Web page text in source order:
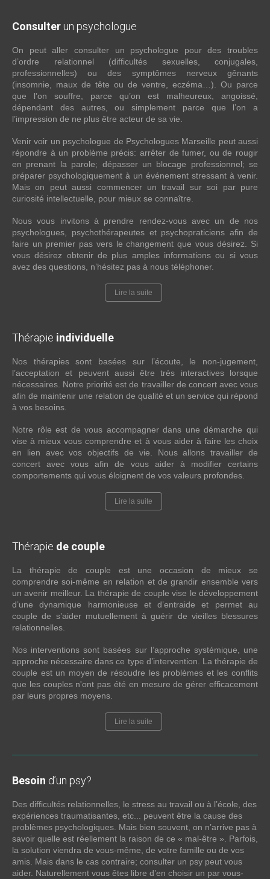
Consulter un psychologue
On peut aller consulter un psychologue pour des troubles
d’ordre relationnel (difficultés sexuelles, conjugales,
professionnelles) ou des symptômes nerveux gênants
(insomnie, maux de tête ou de ventre, eczéma…). Ou parce
que l’on souffre, parce qu’on est malheureux, angoissé,
dépendant des autres, ou simplement parce que l’on a
l’impression de ne plus être acteur de sa vie.
Venir voir un psychologue de Psychologues Marseille peut aussi
répondre à un problème précis: arrêter de fumer, ou de rougir
en prenant la parole; dépasser un blocage professionnel; se
préparer psychologiquement à un événement stressant à venir.
Mais on peut aussi commencer un travail sur soi par pure
curiosité intellectuelle, pour mieux se connaître.
Nous vous invitons à prendre rendez-vous avec un de nos
psychologues, psychothérapeutes et psychopraticiens afin de
faire un premier pas vers le changement que vous désirez. Si
vous désirez obtenir de plus amples informations ou si vous
avez des questions, n’hésitez pas à nous téléphoner.
Lire la suite
Thérapie individuelle
Nos thérapies sont basées sur l’écoute, le non-jugement,
l’acceptation et peuvent aussi être très interactives lorsque
nécessaires. Notre priorité est de travailler de concert avec vous
afin de maintenir une relation de qualité et un service qui répond
à vos besoins.
Notre rôle est de vous accompagner dans une démarche qui
vise à mieux vous comprendre et à vous aider à faire les choix
en lien avec vos objectifs de vie. Nous allons travailler de
concert avec vous afin de vous aider à modifier certains
comportements qui vous éloignent de vos valeurs profondes.
Lire la suite
Thérapie de couple
La thérapie de couple est une occasion de mieux se
comprendre soi-même en relation et de grandir ensemble vers
un avenir meilleur. La thérapie de couple vise le développement
d’une dynamique harmonieuse et d’entraide et permet au
couple de s’aider mutuellement à guérir de vieilles blessures
relationnelles.
Nos interventions sont basées sur l’approche systémique, une
approche nécessaire dans ce type d’intervention. La thérapie de
couple est un moyen de résoudre les problèmes et les conflits
que les couples n'ont pas été en mesure de gérer efficacement
par leurs propres moyens.
Lire la suite
Besoin d’un psy?
Des difficultés relationnelles, le stress au travail ou à l’école, des
expériences traumatisantes, etc... peuvent être la cause des
problèmes psychologiques. Mais bien souvent, on n’arrive pas à
savoir quelle est réellement la raison de ce « mal-être ». Parfois,
la solution viendra de vous-même, de votre famille ou de vos
amis. Mais dans le cas contraire; consulter un psy peut vous
aider. Naturellement vous êtes libre d’en choisir un par vous-